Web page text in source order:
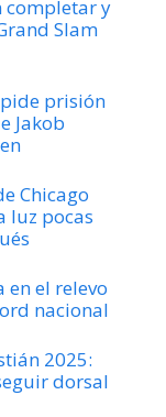
completar y
Slam
prisión
Jakob
Chicago
luz pocas
en el relevo
nacional
2025:
dorsal